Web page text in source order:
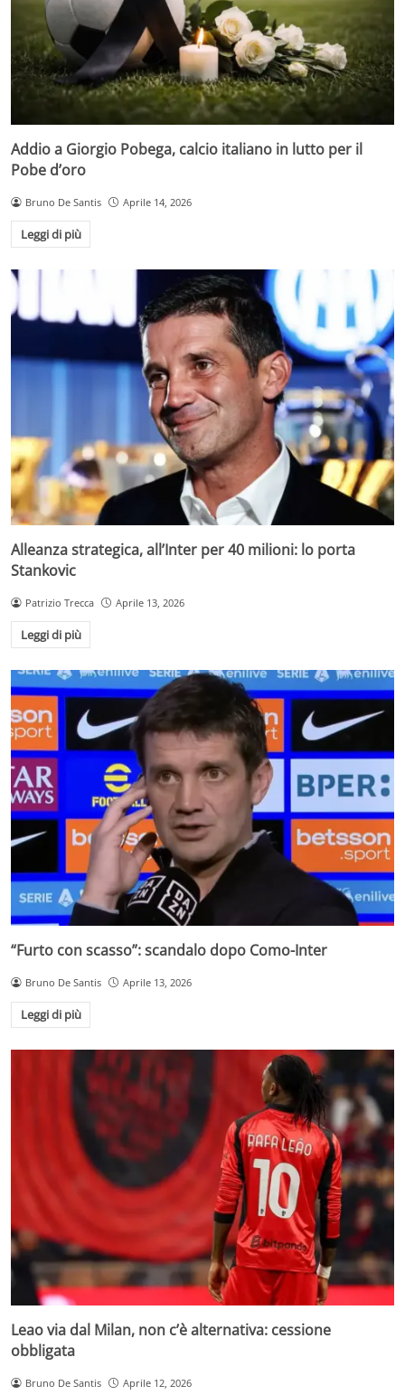
Addio a Giorgio Pobega, calcio italiano in lutto per il
Pobe d’oro
Bruno De Santis Aprile 14, 2026
Leggi di più
Alleanza strategica, all’Inter per 40 milioni: lo porta
Stankovic
Patrizio Trecca Aprile 13, 2026
Leggi di più
“Furto con scasso”: scandalo dopo Como-Inter
Bruno De Santis Aprile 13, 2026
Leggi di più
Leao via dal Milan, non c’è alternativa: cessione
obbligata
Bruno De Santis Aprile 12, 2026